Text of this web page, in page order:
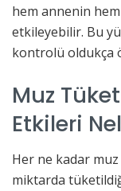
hem annenin hem
etkileyebilir. Bu
kontrolü oldukça
Muz
Etkileri
Her ne kadar muz
miktarda